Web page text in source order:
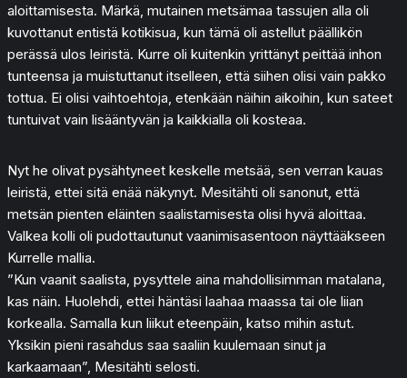
aloittamisesta. Märkä, mutainen metsämaa tassujen alla oli
kuvottanut entistä kotikisua, kun tämä oli astellut päällikön
perässä ulos leiristä. Kurre oli kuitenkin yrittänyt peittää inhon
tunteensa ja muistuttanut itselleen, että siihen olisi vain pakko
tottua. Ei olisi vaihtoehtoja, etenkään näihin aikoihin, kun sateet
tuntuivat vain lisääntyvän ja kaikkialla oli kosteaa.
Nyt he olivat pysähtyneet keskelle metsää, sen verran kauas
leiristä, ettei sitä enää näkynyt. Mesitähti oli sanonut, että
metsän pienten eläinten saalistamisesta olisi hyvä aloittaa.
Valkea kolli oli pudottautunut vaanimisasentoon näyttääkseen
Kurrelle mallia.
”Kun vaanit saalista, pysyttele aina mahdollisimman matalana,
kas näin. Huolehdi, ettei häntäsi laahaa maassa tai ole liian
korkealla. Samalla kun liikut eteenpäin, katso mihin astut.
Yksikin pieni rasahdus saa saaliin kuulemaan sinut ja
karkaamaan”, Mesitähti selosti.